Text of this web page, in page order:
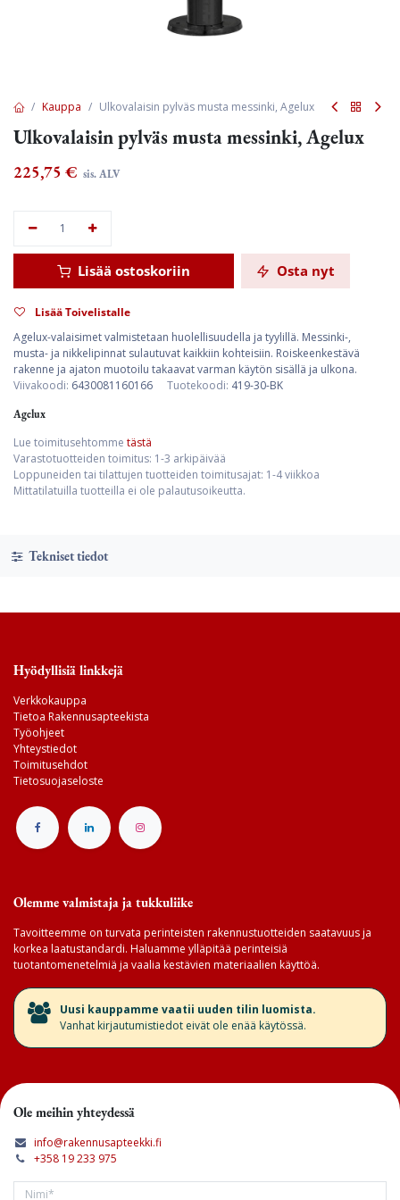
Kauppa Ulkovalaisin pylväs musta messinki, Agelux
Ulkovalaisin pylväs musta messinki, Agelux
225,75 € sis. ALV
Lisää ostoskoriin Osta nyt
Lisää Toivelistalle
Agelux-valaisimet valmistetaan huolellisuudella ja tyylillä. Messinki-,
musta- ja nikkelipinnat sulautuvat kaikkiin kohteisiin. Roiskeenkestävä
rakenne ja ajaton muotoilu takaavat varman käytön sisällä ja ulkona.
Viivakoodi: 6430081160166 Tuotekoodi: 419-30-BK
Agelux
Lue toimitusehtomme tästä
Varastotuotteiden toimitus: 1-3 arkipäivää
Loppuneiden tai tilattujen tuotteiden toimitusajat: 1-4 viikkoa
Mittatilatuilla tuotteilla ei ole palautusoikeutta.
Tekniset tiedot
Hyödyllisiä linkkejä
Verkkokauppa
Tietoa Rakennusapteekista
Työohjeet
Yhteystiedot
Toimitusehdot
Tietosuojaseloste
Olemme valmistaja ja tukkuliike
Tavoitteemme on turvata perinteisten rakennustuotteiden saatavuus ja
korkea laatustandardi. Haluamme ylläpitää perinteisiä
tuotantomenetelmiä ja vaalia kestävien materiaalien käyttöä.
​Uusi kauppamme vaatii uuden tilin luomista.
Vanhat kirjautumistiedot eivät ole enää käytössä.
Ole meihin yhteydessä
info@rakennusapteekki.fi
+358 19 233 975